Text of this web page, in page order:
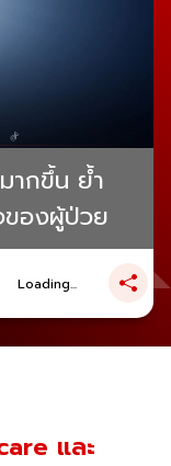
ากขึ้น ย้ำ
ของผู้ป่วย
Loading...
และ